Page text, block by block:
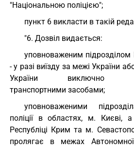
"Національною поліцією";
пункт 6 викласти в такій
"6. Дозвіл видається:
уповноваженим підрозділом
- у разі виїзду за межі України
України виключно
транспортними засобами;
уповноваженими
поліції в областях, м. Києві,
Республіці Крим та м.
пролягає в межах